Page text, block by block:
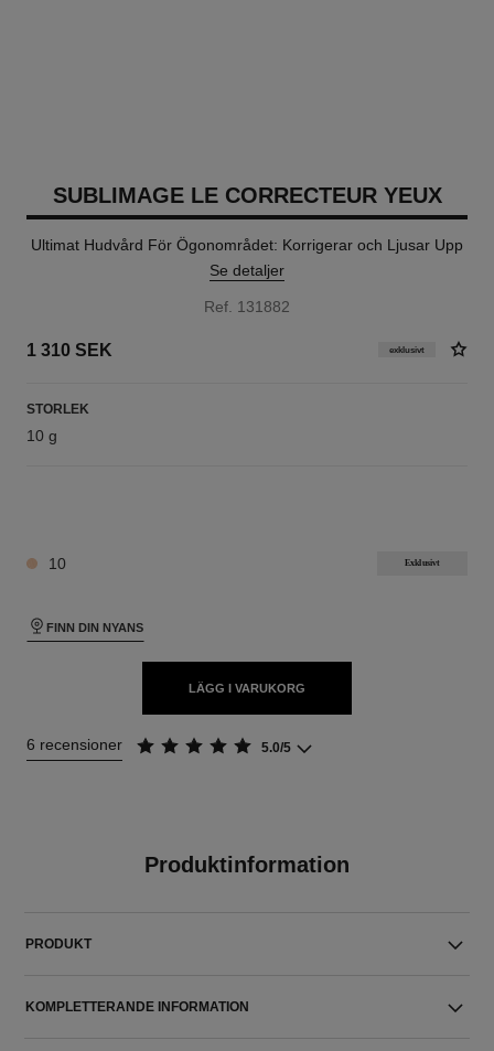
SUBLIMAGE LE CORRECTEUR YEUX
Ultimat Hudvård För Ögonområdet: Korrigerar och Ljusar Upp
Se detaljer
Ref. 131882
1 310 SEK exklusivt
STORLEK
10 g
10 Exklusivt
FINN DIN NYANS
LÄGG I VARUKORG
6 recensioner 5.0/5
Produktinformation
PRODUKT
KOMPLETTERANDE INFORMATION